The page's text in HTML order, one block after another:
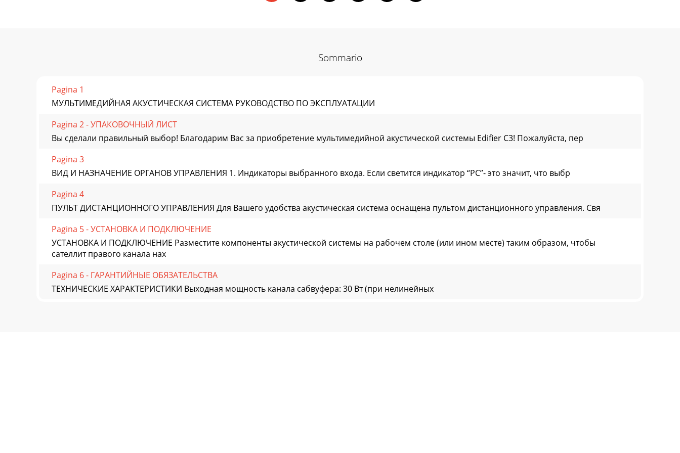
Sommario
Pagina 1
МУЛЬТИМЕДИЙНАЯ АКУСТИЧЕСКАЯ СИСТЕМА РУКОВОДСТВО ПО ЭКСПЛУАТАЦИИ
Pagina 2 - УПАКОВОЧНЫЙ ЛИСТ
Вы сделали правильный выбор! Благодарим Вас за приобретение мультимедийной акустической системы Edifier С3! Пожалуйста, пер
Pagina 3
ВИД И НАЗНАЧЕНИЕ ОРГАНОВ УПРАВЛЕНИЯ 1. Индикаторы выбранного входа. Если светится индикатор “PC”- это значит, что выбр
Pagina 4
ПУЛЬТ ДИСТАНЦИОННОГО УПРАВЛЕНИЯ Для Вашего удобства акустическая система оснащена пультом дистанционного управления. Свя
Pagina 5 - УСТАНОВКА И ПОДКЛЮЧЕНИЕ
УСТАНОВКА И ПОДКЛЮЧЕНИЕ Разместите компоненты акустической системы на рабочем столе (или ином месте) таким образом, чтобы
сателлит правого канала нах
Pagina 6 - ГАРАНТИЙНЫЕ ОБЯЗАТЕЛЬСТВА
ТЕХНИЧЕСКИЕ ХАРАКТЕРИСТИКИ Выходная мощность канала сабвуфера: 30 Вт (при нелинейных